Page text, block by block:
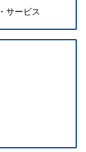
サービス